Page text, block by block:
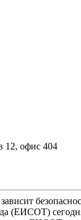
12, офис 404
(ЕИСОТ)